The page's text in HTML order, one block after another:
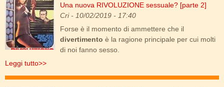
la-rivoluzione-sessuale.jpg
Una nuova RIVOLUZIONE sessuale? [parte 2]
Cri- 10/02/2019 - 17:40
Forse è il momento di ammettere che il
divertimento è la ragione principale per cui molti
di noi fanno sesso.
Leggi tutto>>